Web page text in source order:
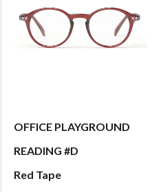
OFFICE PLAYGROUND
READING #D
Red Tape